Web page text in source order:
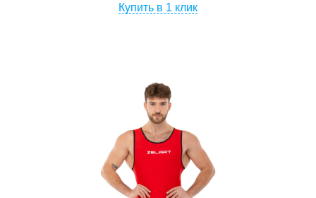
Купить в 1 клик